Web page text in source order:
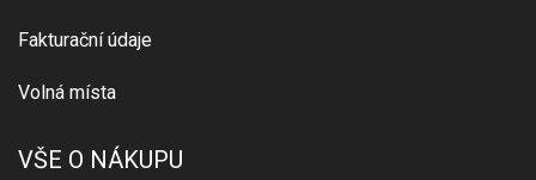
Fakturační údaje
Volná místa
VŠE O NÁKUPU